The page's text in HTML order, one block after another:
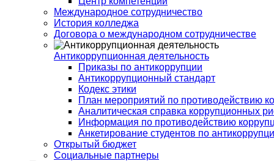
Международное сотрудничество
История колледжа
Договора о международном сотрудничестве
Антикоррупционная деятельность
Приказы по антикоррупции
Антикоррупционный стандарт
Кодекс этики
План мероприятий по противодействию
Аналитическая справка коррупционных
Информация по противодействию
Анкетирование студентов по
Открытый бюджет
Социальные партнеры